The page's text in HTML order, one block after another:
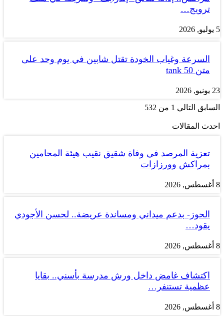
ترويج…
5 يوليو, 2026
السرعة وغياب الخودة تقتل شابين في يوم وحد على
متن tank 50
23 يونيو, 2026
السابق التالي 1 من 532
احدث المقالات
تعزية المرصد في وفاة شقيق نقيب هيئة المحامين
بمراكش وورزازات
8 أغسطس, 2026
الحوز- بدعم ميداني ومساندة عريضة.. لحسن الأجودي
يقود…
8 أغسطس, 2026
اكتشاف غامض داخل ورش مدرسة بأسني.. بقايا
عظمية تستنفر…
8 أغسطس, 2026